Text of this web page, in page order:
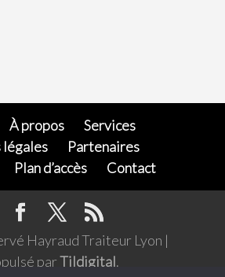
À propos
Services
légales
Partenaires
Plan d’accès Contact
Hayraud Traiteur Lyon |
parTildigital.